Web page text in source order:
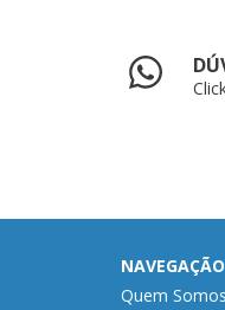
NAVEGAÇÃO
Quem Somos